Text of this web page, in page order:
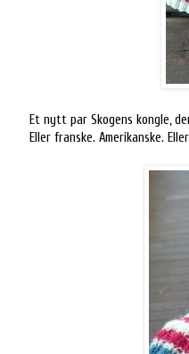
Et nytt par Skogens kongle,
Eller franske. Amerikanske.